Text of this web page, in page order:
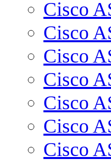
Cisco
Cisco
Cisco
Cisco
Cisco
Cisco
Cisco